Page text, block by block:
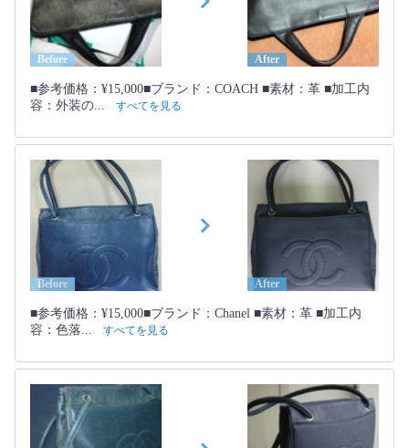
Before After
■参考価格：¥15,000■ブランド：COACH ■素材：革 ■加工内
容：外装の...
すべてを見る
Before After
■参考価格：¥15,000■ブランド：Chanel ■素材：革 ■加工内
容：色落...
すべてを見る